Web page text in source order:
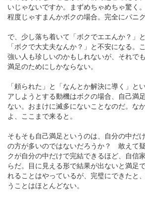
いじゃないですか。まずめちゃめちゃ驚く
程度じゃすまんかボクの場合。完全にパニク
で、少し落ち着いて「ボクでエエんか？」
「ボクで大丈夫なんか？」と不安になる。
強い人も珍しいのかもしれないが、それで
満足のためにしかならない。
「頼られた」と「なんとか解決に導く」と
アしようとする動機はボクの場合、自己満
ない。おまけに滅多にないことなのだ。な
よ、ここまで来ると。
そもそも自己満足というのは、自分の中だ
の方が多いのではないだろうか？ 敢えて
クが自分の中だけで完結できるほど、自信
らだ。目に見える形で結果が出ないと満足
れることはやっているが、完璧にできたと
うことはほとんどない。